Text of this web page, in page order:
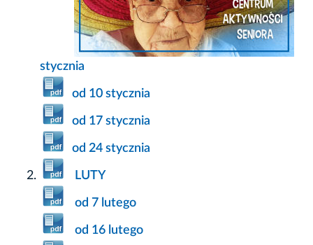
stycznia
od 10 stycznia
od 17 stycznia
od 24 stycznia
LUTY
od 7 lutego
od 16 lutego